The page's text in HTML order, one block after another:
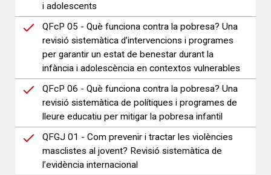
i adolescents
QFcP 05 - Què funciona contra la pobresa? Una
revisió sistemàtica d’intervencions i programes
per garantir un estat de benestar durant la
infància i adolescència en contextos vulnerables
QFcP 06 - Què funciona contra la pobresa? Una
revisió sistemàtica de polítiques i programes de
lleure educatiu per mitigar la pobresa infantil
QFGJ 01 - Com prevenir i tractar les violències
masclistes al jovent? Revisió sistemàtica de
l’evidència internacional